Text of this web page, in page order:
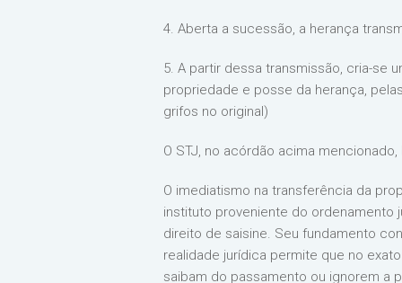
4. Aberta a sucessão, a herança
5. A partir dessa transmissão, cria-se
propriedade e posse da herança,
grifos no original)
O STJ, no acórdão acima
O imediatismo na transferência da
instituto proveniente do ordenamento
direito de saisine. Seu fundamento
realidade jurídica permite que no
saibam do passamento ou ignorem a